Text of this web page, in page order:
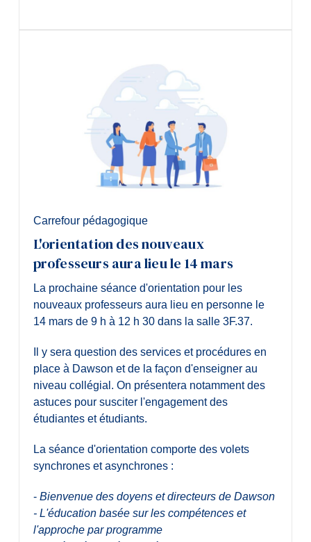
Carrefour pédagogique
L'orientation des nouveaux
professeurs aura lieu le 14 mars
La prochaine séance d'orientation pour les
nouveaux professeurs aura lieu en personne le
14 mars de 9 h à 12 h 30 dans la salle 3F.37.
Il y sera question des services et procédures en
place à Dawson et de la façon d'enseigner au
niveau collégial. On présentera notamment des
astuces pour susciter l'engagement des
étudiantes et étudiants.
La séance d'orientation comporte des volets
synchrones et asynchrones :
- Bienvenue des doyens et directeurs de Dawson
- L'éducation basée sur les compétences et
l'approche par programme